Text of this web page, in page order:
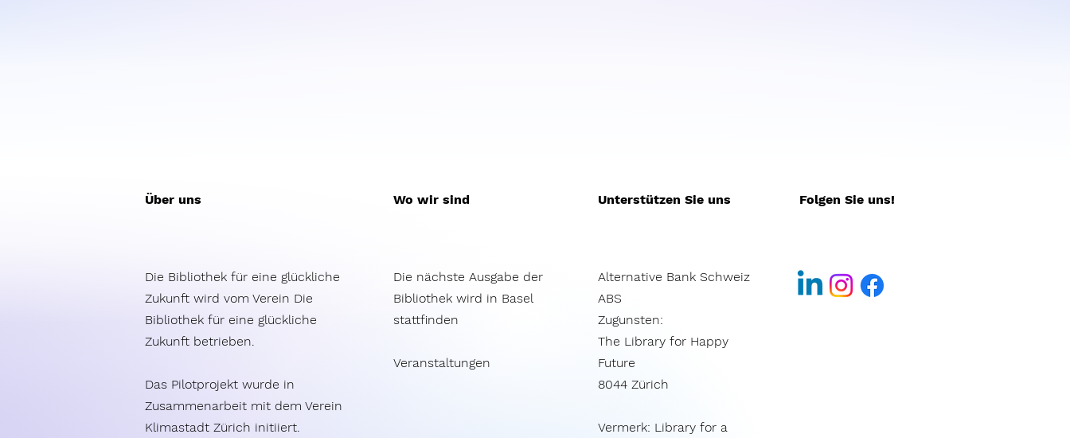
Über uns Wo wir sind Unterstützen Sie uns Folgen Sie uns!
Die Bibliothek für eine glückliche
Zukunft wird vom Verein Die
Bibliothek für eine glückliche
Zukunft betrieben.
Das Pilotprojekt wurde in
Zusammenarbeit mit dem Verein
Klimastadt Zürich initiiert.
Die nächste Ausgabe der
Bibliothek wird in Basel
stattfinden
Veranstaltungen
Alternative Bank Schweiz
ABS​
Zugunsten:
The Library for Happy
Future
8044 Zürich
Vermerk: Library for a